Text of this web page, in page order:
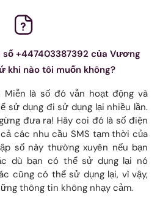
+447403387392 của Vương
khi nào tôi muốn không?
là số đó vẫn hoạt động và
sử dụng đi sử dụng lại nhiều lần.
đưa ra! Hãy coi đó là số điện
các nhu cầu SMS tạm thời của
số này thường xuyên nếu bạn
dù bạn có thể sử dụng lại nó
cũng có thể sử dụng lại, vì vậy,
thông tin không nhạy cảm.